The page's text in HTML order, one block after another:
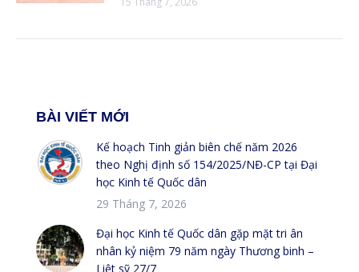
BÀI VIẾT MỚI
Kế hoạch Tinh giản biên chế năm 2026
theo Nghị định số 154/2025/NĐ-CP tại Đại
học Kinh tế Quốc dân
29 Tháng 7, 2026
Đại học Kinh tế Quốc dân gặp mặt tri ân
nhân kỷ niệm 79 năm ngày Thương binh –
Liệt sỹ 27/7